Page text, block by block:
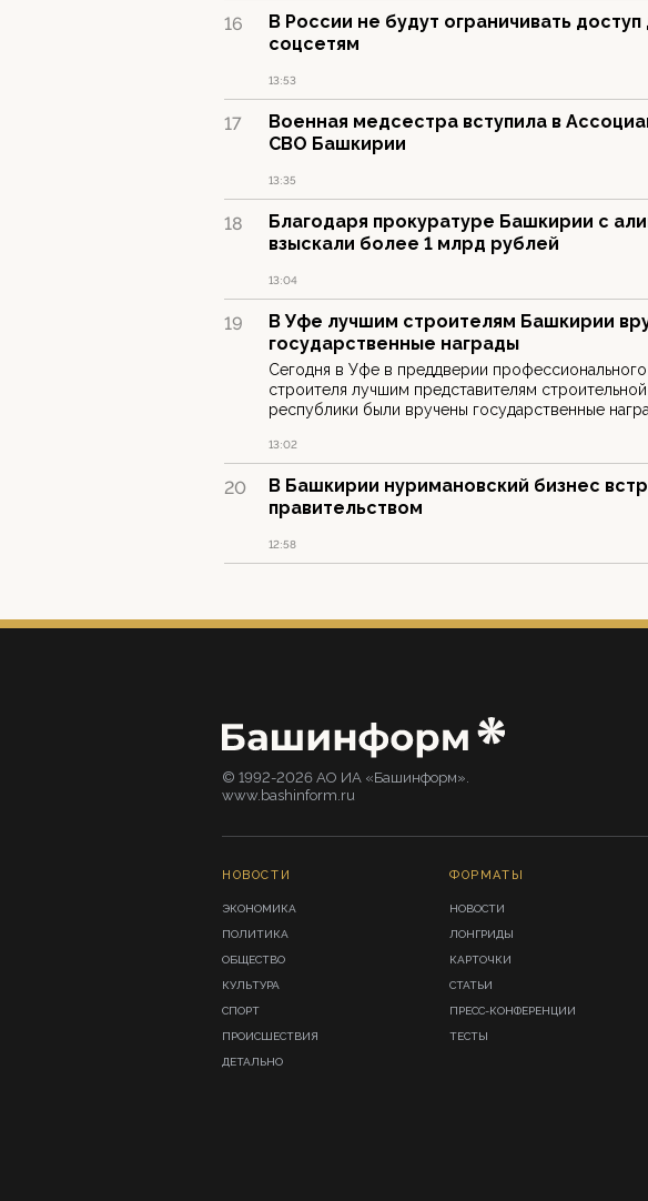
16
В России не будут ограничивать доступ
соцсетям
13:53
17
Военная медсестра вступила в
СВО Башкирии
13:35
18
Благодаря прокуратуре Башкирии с
взыскали более 1 млрд рублей
13:04
19
В Уфе лучшим строителям Башкирии
государственные награды
Сегодня в Уфе в преддверии
строителя лучшим представителям
республики были вручены государственные
13:02
20
В Башкирии нуримановский бизнес
правительством
12:58
© 1992-2026 АО ИА «Башинформ».
www.bashinform.ru
НОВОСТИ
ЭКОНОМИКА
ПОЛИТИКА
ОБЩЕСТВО
КУЛЬТУРА
СПОРТ
ПРОИСШЕСТВИЯ
ДЕТАЛЬНО
ФОРМАТЫ
НОВОСТИ
ЛОНГРИДЫ
КАРТОЧКИ
СТАТЬИ
ПРЕСС-КОНФЕРЕНЦИИ
ТЕСТЫ